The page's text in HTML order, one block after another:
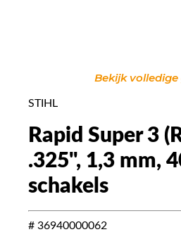
Bekijk
STIHL
Rapid Super 3
.325", 1,3 mm,
schakels
# 36940000062